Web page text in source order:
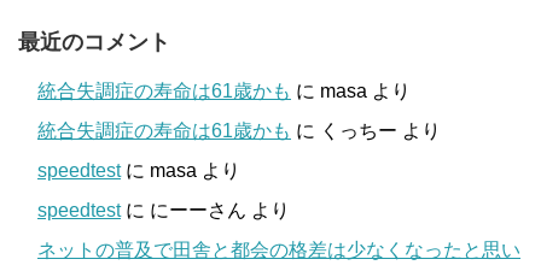
最近のコメント
統合失調症の寿命は61歳かも に masa より
統合失調症の寿命は61歳かも に くっちー より
speedtestに masa より
speedtestに にーーさん より
ネットの普及で田舎と都会の格差は少なくなったと思い